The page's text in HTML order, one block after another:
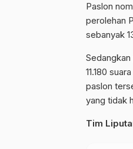
Paslon
perolehan
sebanyak
11.180
paslon
yang tidak
Tim